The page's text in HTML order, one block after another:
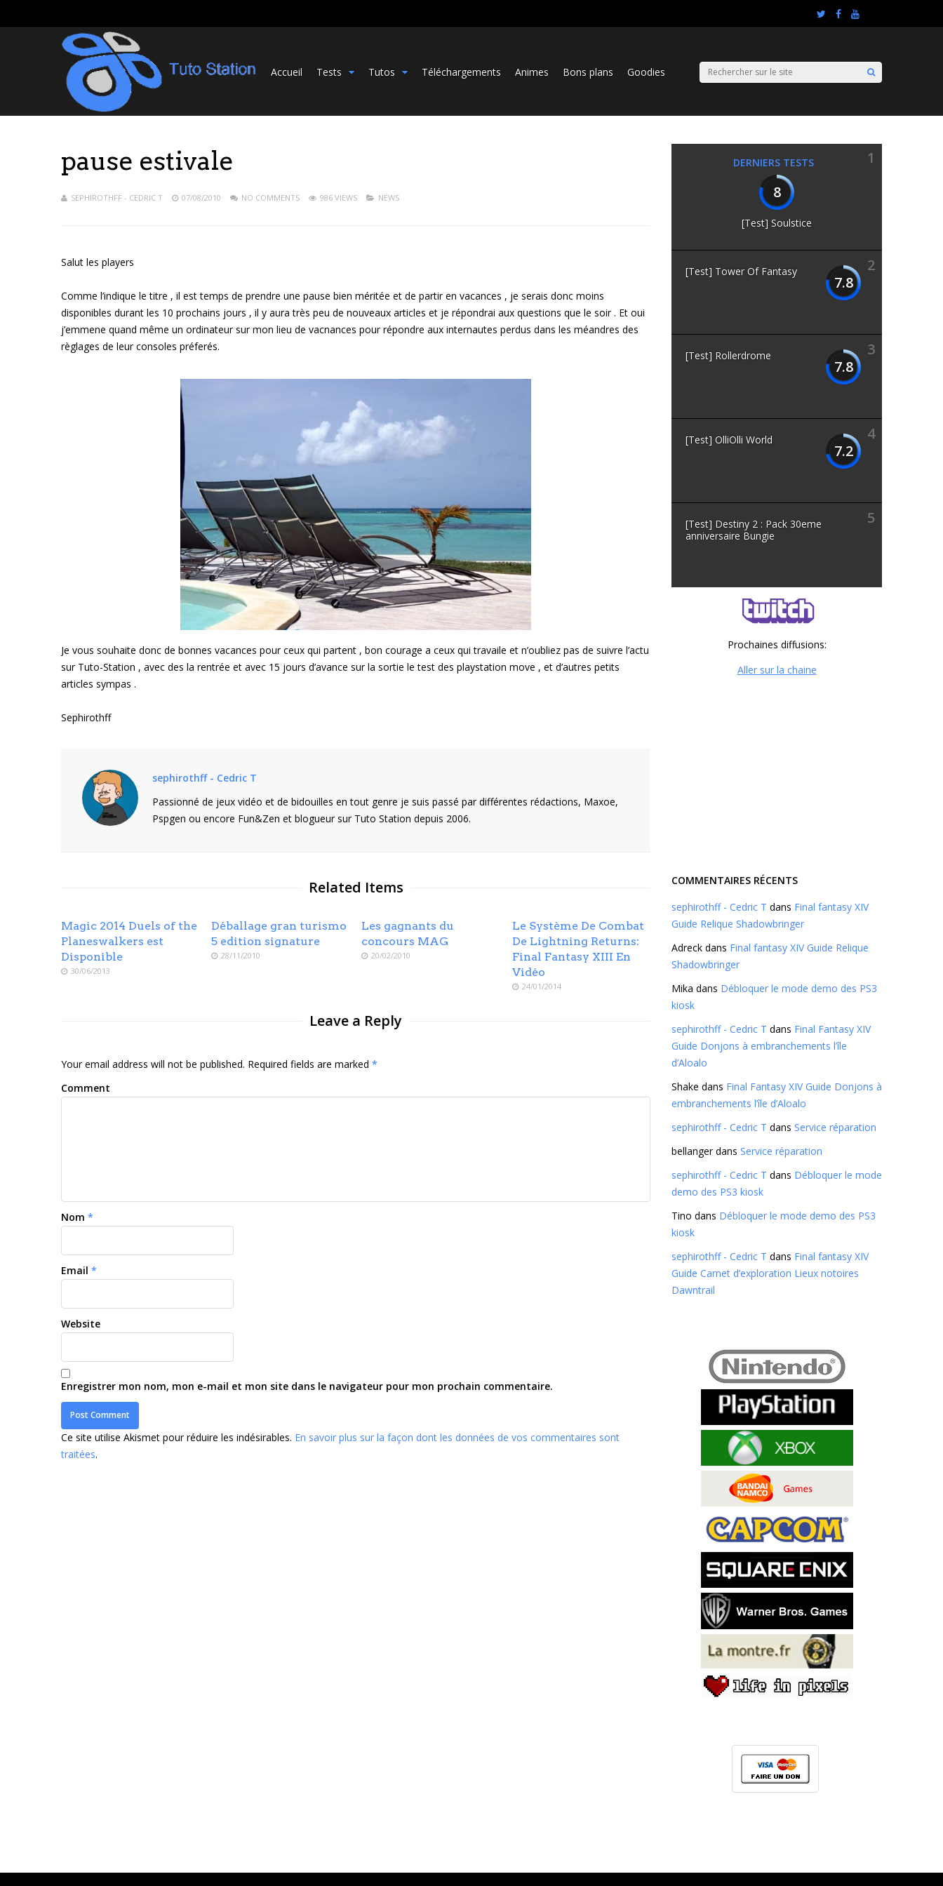
Accueil Tests Tutos Téléchargements Animes Bons plans Goodies
pause estivale
SEPHIROTHFF - CEDRIC T 07/08/2010 NO COMMENTS 986 VIEWS NEWS
Salut les players
Comme l’indique le titre , il est temps de prendre une pause bien méritée et de partir en vacances , je serais donc moins
disponibles durant les 10 prochains jours , il y aura très peu de nouveaux articles et je répondrai aux questions que le soir . Et oui
j’emmene quand même un ordinateur sur mon lieu de vacnances pour répondre aux internautes perdus dans les méandres des
règlages de leur consoles préferés.
Je vous souhaite donc de bonnes vacances pour ceux qui partent , bon courage a ceux qui travaile et n’oubliez pas de suivre l’actu
sur Tuto-Station , avec des la rentrée et avec 15 jours d’avance sur la sortie le test des playstation move , et d’autres petits
articles sympas .
Sephirothff
sephirothff - Cedric T
Passionné de jeux vidéo et de bidouilles en tout genre je suis passé par différentes rédactions, Maxoe,
Pspgen ou encore Fun&Zen et blogueur sur Tuto Station depuis 2006.
Related Items
Magic 2014 Duels of the
Planeswalkers est
Disponible
30/06/2013
Déballage gran turismo
5 edition signature
28/11/2010
Les gagnants du
concours MAG
20/02/2010
Le Système De Combat
De Lightning Returns:
Final Fantasy XIII En
Vidéo
24/01/2014
Leave a Reply
Your email address will not be published. Required fields are marked *
Comment
Nom *
Email *
Website
Enregistrer mon nom, mon e-mail et mon site dans le navigateur pour mon prochain commentaire.
Ce site utilise Akismet pour réduire les indésirables. En savoir plus sur la façon dont les données de vos commentaires sont
traitées.
DERNIERS TESTS
1
8
[Test] Soulstice
2
7.8
[Test] Tower Of Fantasy
3
7.8
[Test] Rollerdrome
4
7.2
[Test] OlliOlli World
5
[Test] Destiny 2 : Pack 30eme
anniversaire Bungie
Prochaines diffusions:
Aller sur la chaine
COMMENTAIRES RÉCENTS
sephirothff - Cedric T dans Final fantasy XIV
Guide Relique Shadowbringer
Adreck dans Final fantasy XIV Guide Relique
Shadowbringer
Mika dans Débloquer le mode demo des PS3
kiosk
sephirothff - Cedric T dans Final Fantasy XIV
Guide Donjons à embranchements l’île
d’Aloalo
Shake dans Final Fantasy XIV Guide Donjons à
embranchements l’île d’Aloalo
sephirothff - Cedric T dans Service réparation
bellangerdans Service réparation
sephirothff - Cedric T dans Débloquer le mode
demo des PS3 kiosk
Tino dans Débloquer le mode demo des PS3
kiosk
sephirothff - Cedric T dans Final fantasy XIV
Guide Carnet d’exploration Lieux notoires
Dawntrail